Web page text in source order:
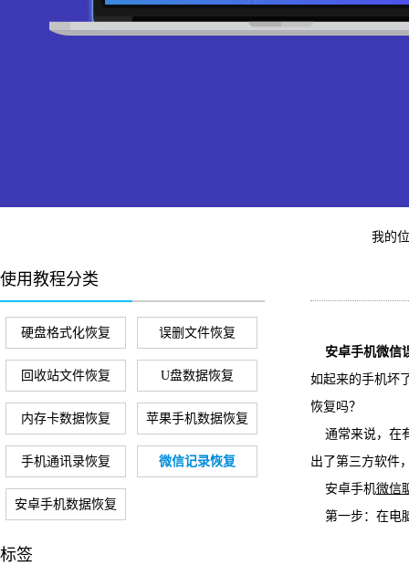
我的
使用教程分类
硬盘格式化恢复 误删文件恢复
回收站文件恢复 U盘数据恢复
内存卡数据恢复 苹果手机数据恢复
手机通讯录恢复 微信记录恢复
安卓手机数据恢复
标签
安卓手机微信
如起来的手机坏
恢复吗？
通常来说，在
出了第三方软件
安卓手机微信
第一步：在电